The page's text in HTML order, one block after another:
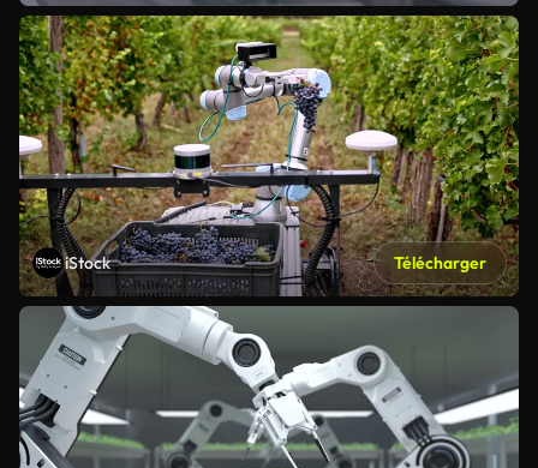
iStock Télécharger